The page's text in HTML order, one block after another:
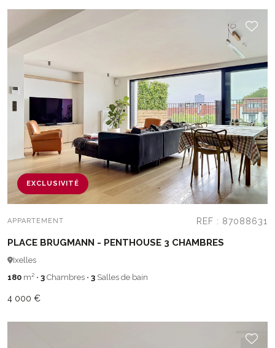
EXCLUSIVITÉ
APPARTEMENT REF : 87088631
PLACE BRUGMANN - PENTHOUSE 3 CHAMBRES
Ixelles
180 m² • 3 Chambres • 3 Salles de bain
4 000 €